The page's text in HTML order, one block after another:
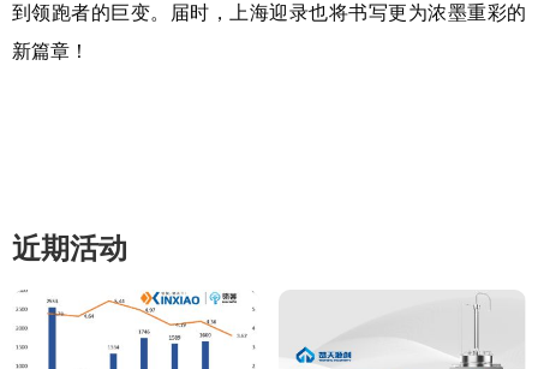
到领跑者的巨变。届时，上海迎录也将书写更为浓墨重彩的
新篇章！
近期活动